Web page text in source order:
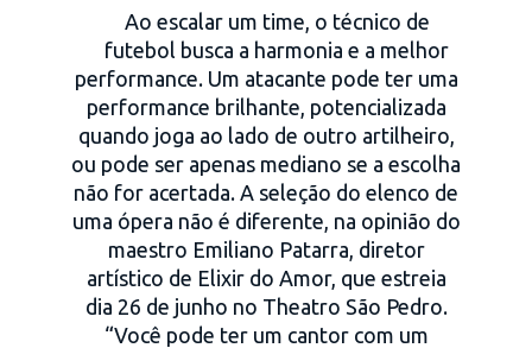
Ao escalar um time, o técnico de
futebol busca a harmonia e a melhor
performance. Um atacante pode ter uma
performance brilhante, potencializada
quando joga ao lado de outro artilheiro,
ou pode ser apenas mediano se a escolha
não for acertada. A seleção do elenco de
uma ópera não é diferente, na opinião do
maestro Emiliano Patarra, diretor
artístico de Elixir do Amor, que estreia
dia 26 de junho no Theatro São Pedro.
“Você pode ter um cantor com um